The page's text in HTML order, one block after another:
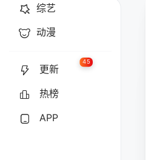
综艺
动漫
更新
45
热榜
APP